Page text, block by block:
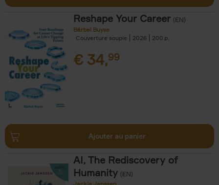
Reshape Your Career (EN)
Bärbel Buyse
Couverture souple
2026 200
€ 34,99
Ajouter au panier
AI, The Rediscovery of
Humanity (EN)